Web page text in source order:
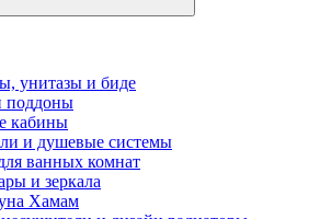
унитазы и биде
поддоны
кабины
и душевые системы
ванных комнат
и зеркала
Хамам